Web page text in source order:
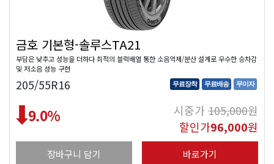
금호 기본형-솔루스TA21
부담은 낮추고 성능을 더하다 최적의 블럭배열 통한 소음억제/분산 설계로 우수한 승차감
및 저소음 성능 구현
205/55R16 무료장착 무료배송 무이자
9.0% 시중가105,000원
할인가96,000원
장바구니 담기 바로가기